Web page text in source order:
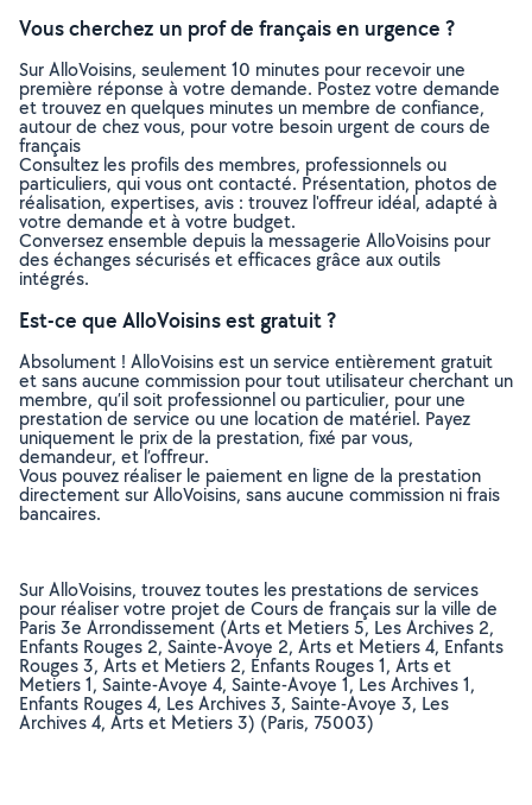
Vous cherchez un prof de français en urgence ?
Sur AlloVoisins, seulement 10 minutes pour recevoir une
première réponse à votre demande. Postez votre demande
et trouvez en quelques minutes un membre de confiance,
autour de chez vous, pour votre besoin urgent de cours de
français
Consultez les profils des membres, professionnels ou
particuliers, qui vous ont contacté. Présentation, photos de
réalisation, expertises, avis : trouvez l'offreur idéal, adapté à
votre demande et à votre budget.
Conversez ensemble depuis la messagerie AlloVoisins pour
des échanges sécurisés et efficaces grâce aux outils
intégrés.
Est-ce que AlloVoisins est gratuit ?
Absolument ! AlloVoisins est un service entièrement gratuit
et sans aucune commission pour tout utilisateur cherchant un
membre, qu’il soit professionnel ou particulier, pour une
prestation de service ou une location de matériel. Payez
uniquement le prix de la prestation, fixé par vous,
demandeur, et l’offreur.
Vous pouvez réaliser le paiement en ligne de la prestation
directement sur AlloVoisins, sans aucune commission ni frais
bancaires.
Sur AlloVoisins, trouvez toutes les prestations de services
pour réaliser votre projet de Cours de français sur la ville de
Paris 3e Arrondissement (Arts et Metiers 5, Les Archives 2,
Enfants Rouges 2, Sainte-Avoye 2, Arts et Metiers 4, Enfants
Rouges 3, Arts et Metiers 2, Enfants Rouges 1, Arts et
Metiers 1, Sainte-Avoye 4, Sainte-Avoye 1, Les Archives 1,
Enfants Rouges 4, Les Archives 3, Sainte-Avoye 3, Les
Archives 4, Arts et Metiers 3) (Paris, 75003)